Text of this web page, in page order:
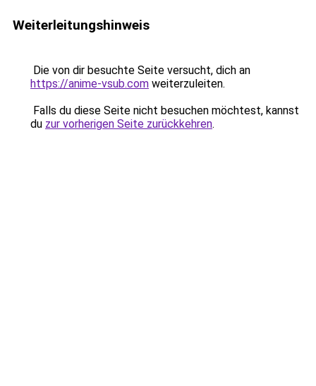
Weiterleitungshinweis
Die von dir besuchte Seite versucht, dich an
https://anime-vsub.com weiterzuleiten.
Falls du diese Seite nicht besuchen möchtest, kannst
du zur vorherigen Seite zurückkehren.